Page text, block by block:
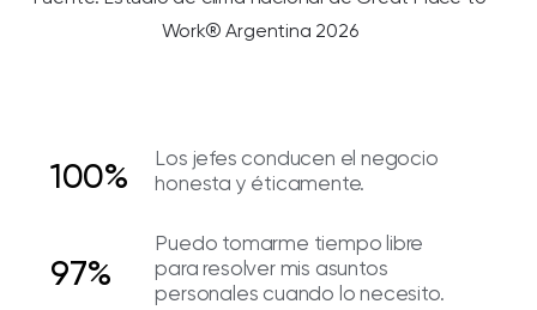
Work® Argentina 2026
100%
Los jefes conducen el negocio
honesta y éticamente.
97%
Puedo tomarme tiempo libre
para resolver mis asuntos
personales cuando lo necesito.